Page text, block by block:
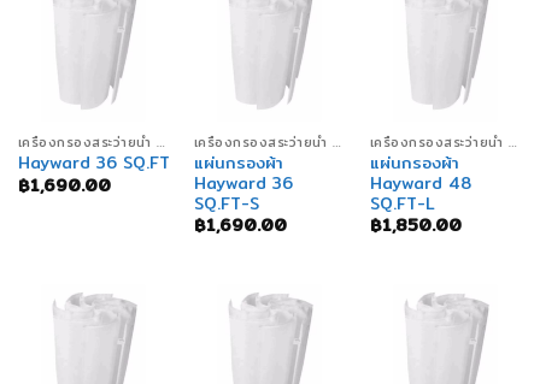
เครื่องกรองสระว่ายน้ำ SWIMMING POOL FILTERS
Hayward 36 SQ.FT
฿1,690.00
เครื่องกรองสระว่ายน้ำ SWIMMING POOL FILTERS
แผ่นกรองผ้า
Hayward 36
SQ.FT-S
฿1,690.00
เครื่องกรองสระว่ายน้ำ SWIMMING POOL FILTERS
แผ่นกรองผ้า
Hayward 48
SQ.FT-L
฿1,850.00